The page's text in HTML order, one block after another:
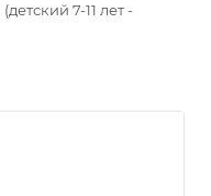
7-11 лет -